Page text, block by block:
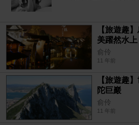
【旅遊趣
美躍然水上
俞伶
11 年前
【旅遊趣
陀巨巖
俞伶
11 年前